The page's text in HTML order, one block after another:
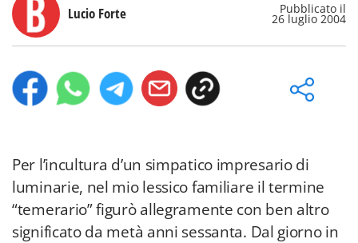
Lucio Forte Pubblicato il
26 luglio 2004
Per l’incultura d’un simpatico impresario di
luminarie, nel mio lessico familiare il termine
“temerario” figurò allegramente con ben altro
significato da metà anni sessanta. Dal giorno in